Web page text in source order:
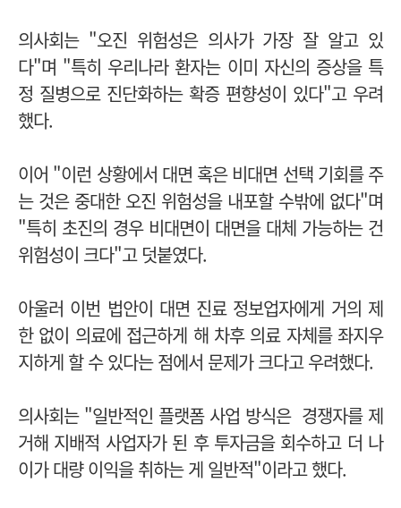
의사회는 "오진 위험성은 의사가 가장 잘 알고 있
다"며 "특히 우리나라 환자는 이미 자신의 증상을 특
정 질병으로 진단화하는 확증 편향성이 있다"고 우려
했다.
이어 "이런 상황에서 대면 혹은 비대면 선택 기회를 주
는 것은 중대한 오진 위험성을 내포할 수밖에 없다"며
"특히 초진의 경우 비대면이 대면을 대체 가능하는 건
위험성이 크다"고 덧붙였다.
아울러 이번 법안이 대면 진료 정보업자에게 거의 제
한 없이 의료에 접근하게 해 차후 의료 자체를 좌지우
지하게 할 수 있다는 점에서 문제가 크다고 우려했다.
의사회는 "일반적인 플랫폼 사업 방식은 경쟁자를 제
거해 지배적 사업자가 된 후 투자금을 회수하고 더 나
이가 대량 이익을 취하는 게 일반적"이라고 했다.